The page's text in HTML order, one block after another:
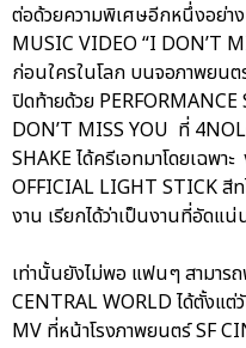
ต่อด้วยความพิเศษอีกหนึ่งอย่า
MUSIC VIDEO “I DON’T
ก่อนใครในโลก บนจอภาพยน
ปิดท้ายด้วย
DON’T MISS YOU ที่
SHAKE ได้ครีเอทมาโดยเฉพ
OFFICIAL LIGHT STICK สี
งาน เรียกได้ว่าเป็นงานที่อัดแ
เท่านั้นยังไม่พอ แฟนๆ สามา
CENTRAL WORLD ได้ตั้งแ
MV ที่หน้าโรงภาพยนตร์ SF